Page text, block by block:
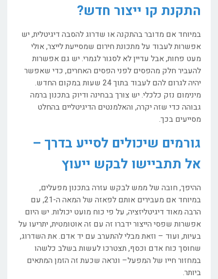
התקנת קו ייצור חדש?
במיוחד אם מדובר בהתקנה או שדרוג להסבה דיגיטלית, יש
אפשרות לעבוד על מתכונת חירום שמסייעת לייצר, אולי
מעט פחות, אבל עדיין לא לסגור לגמרי. יש גם אפשרות
להעביר חלק מהפסים לפני הפסים האחרים, כדי שאפשר
יהיה לגרום להם לעבוד בתוך 24 שעות במקום החדש.
מינימום נזק כלכלי. יש צורך בבחינה ודיוק בתכנון ברמה
גבוהה כדי שזה יקרה, והאלמנטים הדיגיטליים בהחלט
מסייעים בכך.
גורמים שיכולים לסייע בדרך –
אל תתביישו לבקש ייעוץ
ההיפך, חובה של ממש לבקש עזרה בתכנון מפעלים,
במיוחד אם מעבירים אותם לפאזה של המאה ה-21, עם
הרבה מאוד דיגיטליזציה, על פי כוח מועט יכולות. יש היום
אפשרות שפסי הייצור ידברו זה עם זה אוטומטית, יתריעו על
בעיות, ועוד – וזאת מבלי להתערב עם יד אדם. את השדרוג,
שחוסך כוח אדם וכסף, תצטרכו לעשות בשלב כלשהו
במחזור חייו של המפעל– ונראה שכעת זה הזמן המתאים
ביותר.